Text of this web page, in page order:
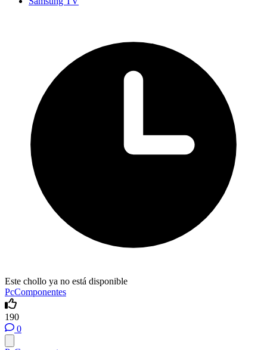
Este chollo ya no está disponible
PcComponentes
190
0